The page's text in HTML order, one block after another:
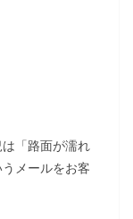
「路面が濡れ
メールをお客